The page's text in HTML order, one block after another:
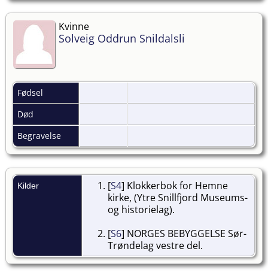
Kvinne
Solveig Oddrun Snildalsli
Fødsel
Død
Begravelse
Kilder [S4] Klokkerbok for Hemne
kirke, (Ytre Snillfjord Museums-
og historielag).
[S6] NORGES BEBYGGELSE Sør-
Trøndelag vestre del.